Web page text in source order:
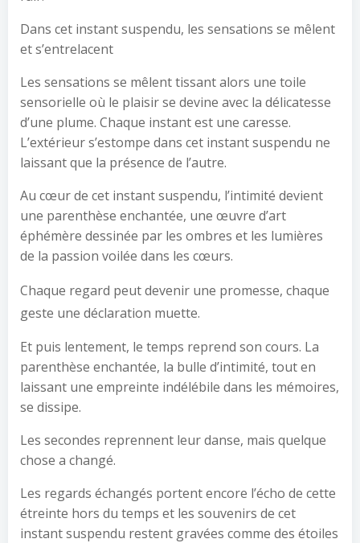
Dans cet instant suspendu, les sensations se mêlent
et s’entrelacent
Les sensations se mêlent tissant alors une toile
sensorielle où le plaisir se devine avec la délicatesse
d’une plume. Chaque instant est une caresse.
L’extérieur s’estompe dans cet instant suspendu ne
laissant que la présence de l’autre.
Au cœur de cet instant suspendu, l’intimité devient
une parenthèse enchantée, une œuvre d’art
éphémère dessinée par les ombres et les lumières
de la passion voilée dans les cœurs.
Chaque regard peut devenir une promesse, chaque
geste une déclaration muette.
Et puis lentement, le temps reprend son cours. La
parenthèse enchantée, la bulle d’intimité, tout en
laissant une empreinte indélébile dans les mémoires,
se dissipe.
Les secondes reprennent leur danse, mais quelque
chose a changé.
Les regards échangés portent encore l’écho de cette
étreinte hors du temps et les souvenirs de cet
instant suspendu restent gravées comme des étoiles